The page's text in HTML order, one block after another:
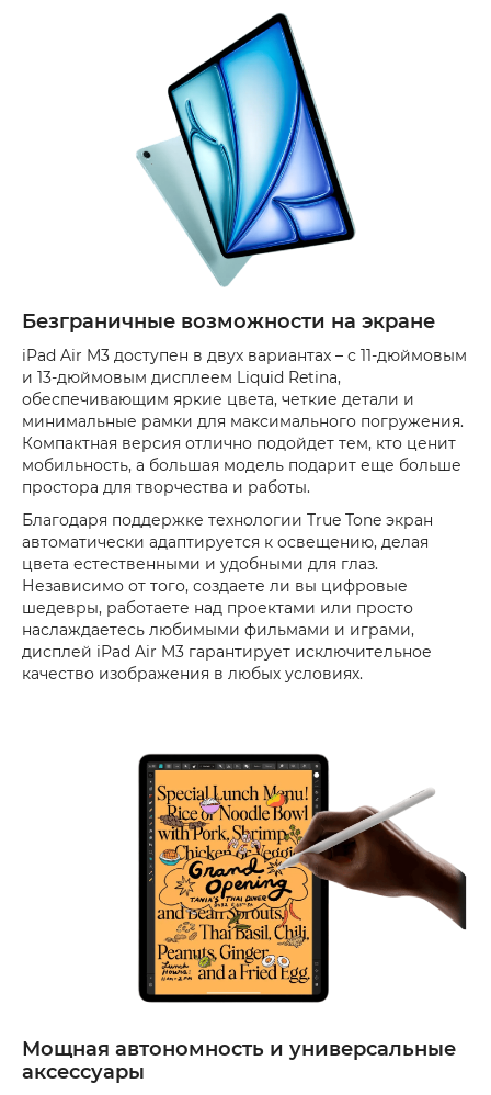
Безграничные возможности на экране
iPad Air M3 доступен в двух вариантах – с 11-дюймовым
и 13-дюймовым дисплеем Liquid Retina,
обеспечивающим яркие цвета, четкие детали и
минимальные рамки для максимального погружения.
Компактная версия отлично подойдет тем, кто ценит
мобильность, а большая модель подарит еще больше
простора для творчества и работы.
Благодаря поддержке технологии True Tone экран
автоматически адаптируется к освещению, делая
цвета естественными и удобными для глаз.
Независимо от того, создаете ли вы цифровые
шедевры, работаете над проектами или просто
наслаждаетесь любимыми фильмами и играми,
дисплей iPad Air M3 гарантирует исключительное
качество изображения в любых условиях.
Мощная автономность и универсальные
аксессуары